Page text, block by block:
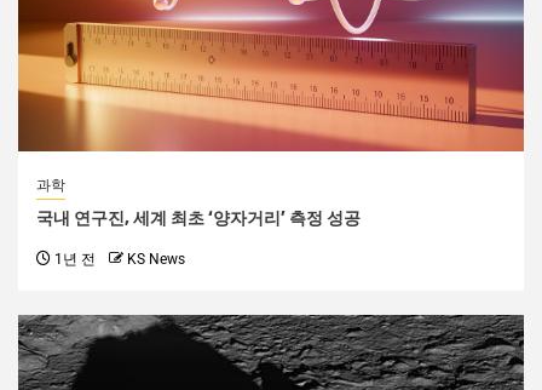
과학
국내 연구진, 세계 최초 ‘양자거리’ 측정 성공
1년 전 KS News